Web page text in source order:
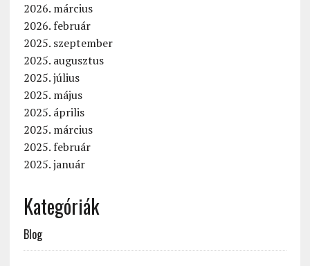
2026. március
2026. február
2025. szeptember
2025. augusztus
2025. július
2025. május
2025. április
2025. március
2025. február
2025. január
Kategóriák
Blog